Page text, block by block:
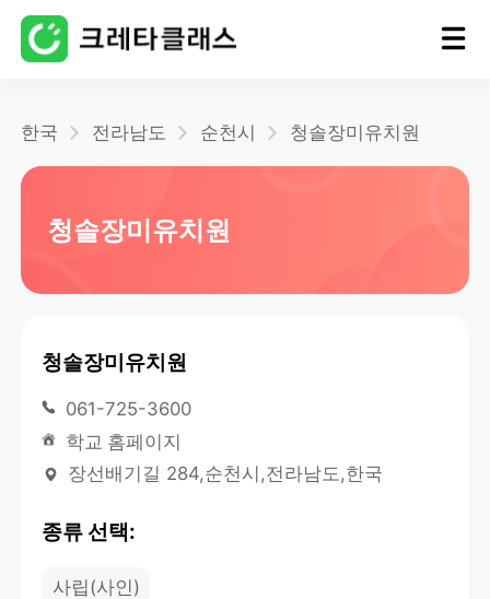
한국 전라남도 순천시 청솔장미유치원
청솔장미유치원
청솔장미유치원
061-725-3600
학교 홈페이지
장선배기길 284,순천시,전라남도,한국
종류 선택:
사립(사인)